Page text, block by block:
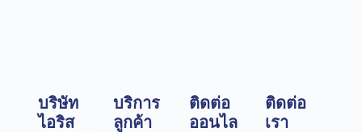
บริษัท
ไอริส
บริการ
ลูกค้า
ติดต่อ
ออนไล
ติดต่อ
เรา